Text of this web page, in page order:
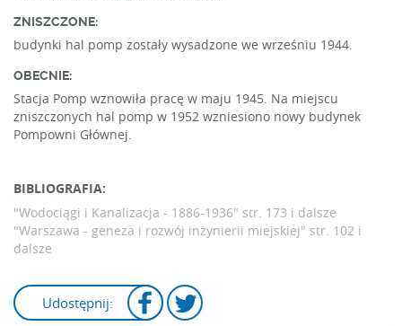
ZNISZCZONE:
budynki hal pomp zostały wysadzone we wrześniu 1944.
OBECNIE:
Stacja Pomp wznowiła pracę w maju 1945. Na miejscu
zniszczonych hal pomp w 1952 wzniesiono nowy budynek
Pompowni Głównej.
BIBLIOGRAFIA:
"Wodociągi i Kanalizacja - 1886-1936" str. 173 i dalsze
"Warszawa - geneza i rozwój inżynierii miejskiej" str. 102 i
dalsze
Udostępnij: